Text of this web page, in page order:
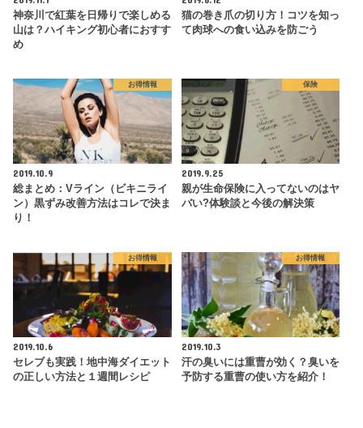
神奈川で紅葉を日帰りで楽しめる
山は？ハイキング初心者におすす
め
猫の巻き爪の切り方！コツを知っ
て肉球への食い込みを防ごう
お得情報
2019.10.9
総まとめ：Vライン（ビキニライ
ン）黒ずみ改善方法はコレで決ま
り！
保険
2019.9.25
親が生命保険に入ってないのはヤ
バい?体験談と今後の解決策
お得情報
2019.10.6
セレブも実践！地中海ダイエット
の正しい方法と１週間レシピ
お得情報
2019.10.3
汗の臭いには重曹が効く？臭いを
予防する重曹の使い方を紹介！